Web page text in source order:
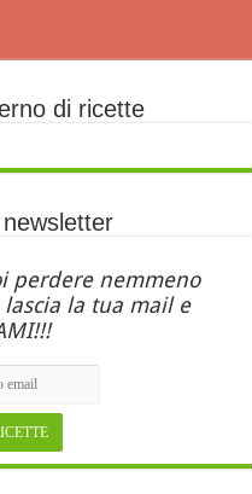
di ricette
perdere nemmeno
la tua mail e